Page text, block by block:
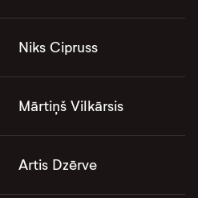
Niks Cipruss
Mārtiņš Vilkārsis
Artis Dzērve